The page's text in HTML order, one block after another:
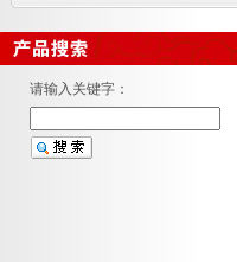
请输入关键字：